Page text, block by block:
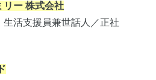
リー 株式会社
活支援員兼世話人／正社